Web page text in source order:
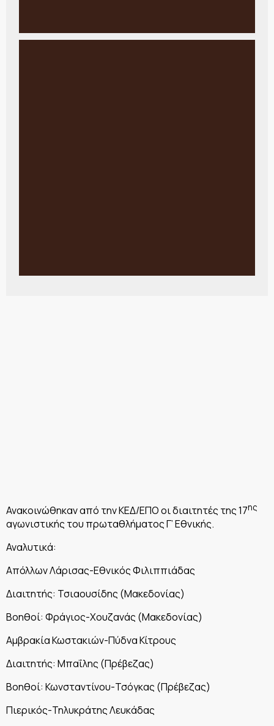
Ανακοινώθηκαν από την ΚΕΔ/ΕΠΟ οι διαιτητές της 17ης
αγωνιστικής του πρωταθλήματος Γ’ Εθνικής.
Αναλυτικά:
Απόλλων Λάρισας-Εθνικός Φιλιππιάδας
Διαιτητής: Τσιαουσίδης (Μακεδονίας)
Βοηθοί: Φράγιος-Χουζανάς (Μακεδονίας)
Αμβρακία Κωστακιών-Πύδνα Κίτρους
Διαιτητής: Μπαΐλης (Πρέβεζας)
Βοηθοί: Κωνσταντίνου-Τσόγκας (Πρέβεζας)
Πιερικός-Τηλυκράτης Λευκάδας